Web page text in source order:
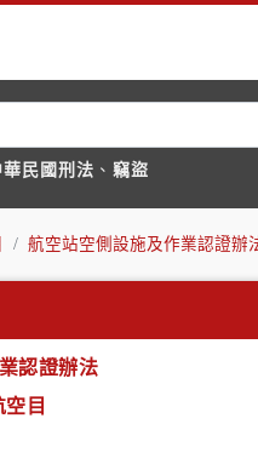
華民國刑法 、 竊盜
航空站空側設施及作業認證辦
認證辦法
目